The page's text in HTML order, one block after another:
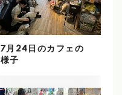
7月24日のカフェの
様子